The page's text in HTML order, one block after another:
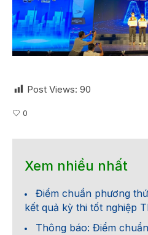
Post Views: 90
0
Xem nhiều nhất
Điểm chuẩn phương
kết quả kỳ thi tốt nghiệp
Thông báo: Điểm